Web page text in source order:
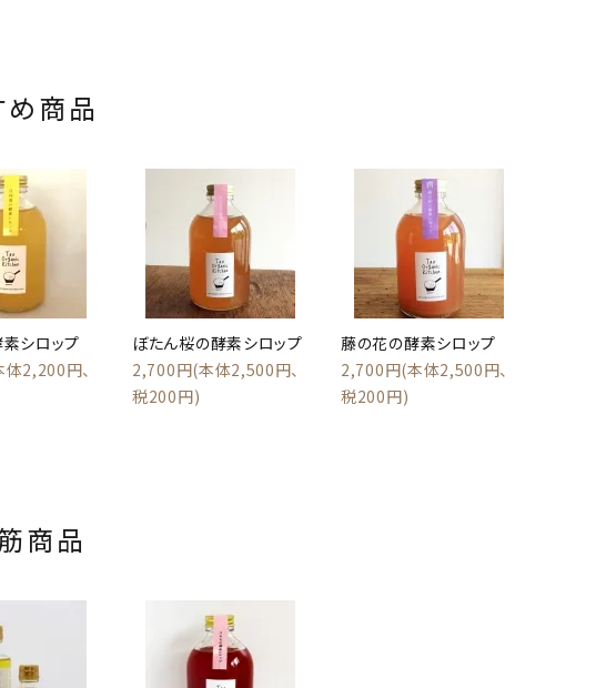
め商品
シロップ
2,200円、
ぼたん桜の酵素シロップ
2,700円(本体2,500円、
税200円)
藤の花の酵素シロップ
2,700円(本体2,500円、
税200円)
商品